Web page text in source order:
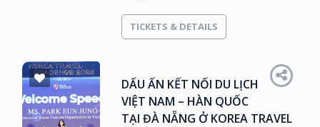
TICKETS & DETAILS
DẤU ẤN KẾT NỐI DU LỊCH
VIỆT NAM – HÀN QUỐC
TẠI ĐÀ NẴNG Ở KOREA TRAVEL